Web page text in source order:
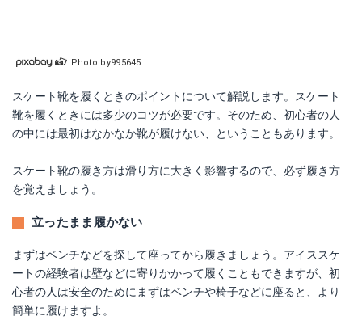
Photo by995645
スケート靴を履くときのポイントについて解説します。スケート
靴を履くときには多少のコツが必要です。そのため、初心者の人
の中には最初はなかなか靴が履けない、ということもあります。
スケート靴の履き方は滑り方に大きく影響するので、必ず履き方
を覚えましょう。
立ったまま履かない
まずはベンチなどを探して座ってから履きましょう。アイススケ
ートの経験者は壁などに寄りかかって履くこともできますが、初
心者の人は安全のためにまずはベンチや椅子などに座ると、より
簡単に履けますよ。